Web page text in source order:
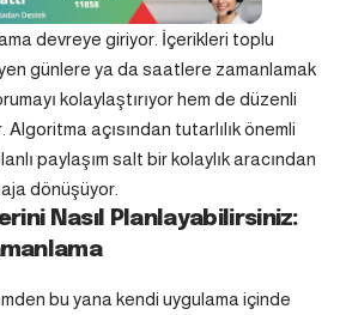
devreye giriyor. İçerikleri toplu
günlere ya da saatlere zamanlamak
kolaylaştırıyor hem de düzenli
Algoritma açısından tutarlılık önemli
paylaşım salt bir kolaylık aracından
dönüşüyor.
Nasıl Planlayabilirsiniz:
bu yana kendi uygulama içinde